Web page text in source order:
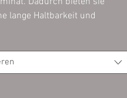
lange Haltbarkeit und
3mm mit
Ecken.